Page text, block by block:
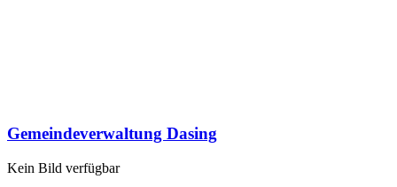
Gemeindeverwaltung Dasing
Kein Bild verfügbar